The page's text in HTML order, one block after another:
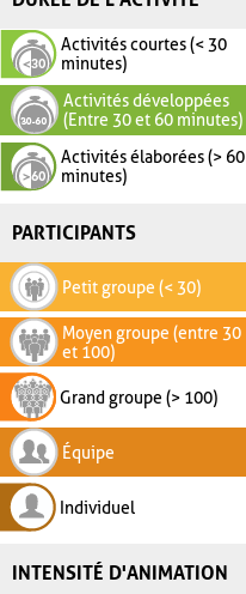
Activités courtes (< 30
minutes)
Activités développées
(Entre 30 et 60 minutes)
Activités élaborées (> 60
minutes)
PARTICIPANTS
Petit groupe (< 30)
Moyen groupe (entre 30
et 100)
Grand groupe (> 100)
Équipe
Individuel
INTENSITÉ D'ANIMATION